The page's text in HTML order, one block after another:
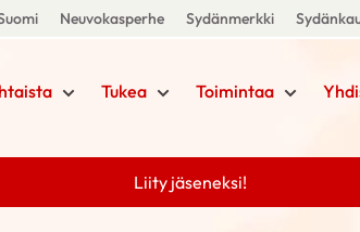
Neuvokasperhe Sydänmerkki
Tukea Toimintaa
Liity jäseneksi!